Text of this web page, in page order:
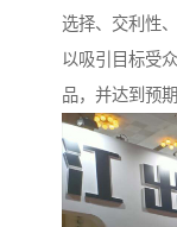
选择、交利性
以吸引目标受
品，并达到预